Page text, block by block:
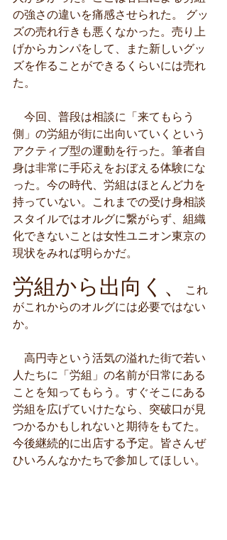
の強さの違いを痛感させられた。 グッ
ズの売れ行きも悪くなかった。売り上
げからカンパをして、また新しいグッ
ズを作ることができるくらいには売れ
た。
今回、普段は相談に「来てもらう
側」の労組が街に出向いていくという
アクティブ型の運動を行った。筆者自
身は非常に手応えをおぼえる体験にな
った。今の時代、労組はほとんど力を
持っていない。これまでの受け身相談
スタイルではオルグに繋がらず、組織
化できないことは女性ユニオン東京の
現状をみれば明らかだ。
労組から出向く、
これ
がこれからのオルグには必要ではない
か。
高円寺という活気の溢れた街で若い
人たちに「労組」の名前が日常にある
ことを知ってもらう。すぐそこにある
労組を広げていけたなら、突破口が見
つかるかもしれないと期待をもてた。
今後継続的に出店する予定。皆さんぜ
ひいろんなかたちで参加してほしい。